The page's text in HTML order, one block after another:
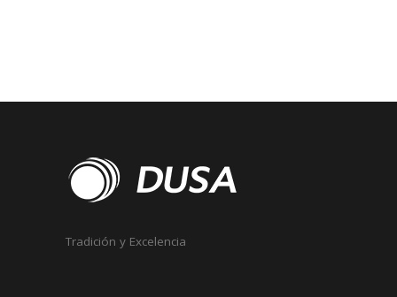
Tradición y Excelencia